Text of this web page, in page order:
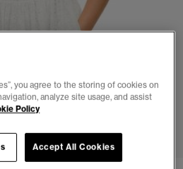
4
you agree to the storing of cookies on
analyze site usage, and assist
Policy
Accept All Cookies